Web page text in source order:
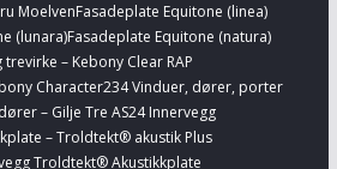
MoelvenFasadeplate Equitone (linea)
(lunara)Fasadeplate Equitone (natura)
trevirke – Kebony Clear RAP
Character234 Vinduer, dører, porter
– Gilje Tre AS24 Innervegg
– Troldtekt® akustik Plus
Troldtekt® Akustikkplate